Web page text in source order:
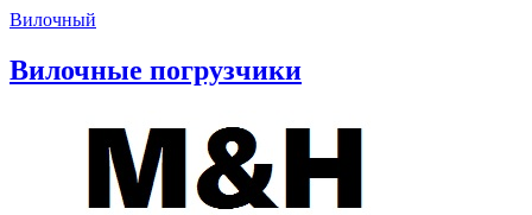
Вилочный
Вилочные погрузчики